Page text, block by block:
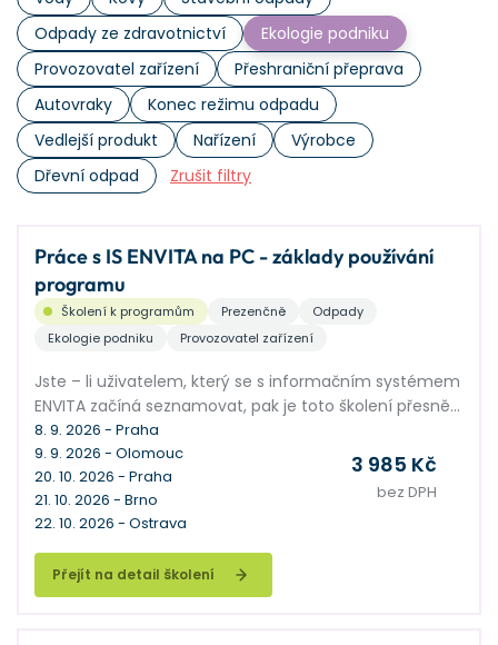
Odpady ze zdravotnictví
Ekologie podniku
Provozovatel zařízení
Přeshraniční přeprava
Autovraky
Konec režimu odpadu
Vedlejší produkt
Nařízení
Výrobce
Dřevní odpad
Zrušit filtry
Práce s IS ENVITA na PC - základy používání
programu
Školení k programům Prezenčně
Odpady
Ekologie podniku
Provozovatel zařízení
Jste – li uživatelem, který se s informačním systémem
ENVITA začíná seznamovat, pak je toto školení přesně
pro vás.
Přejít na detail školení
8. 9. 2026 - Praha
9. 9. 2026 - Olomouc
20. 10. 2026 - Praha
21. 10. 2026 - Brno
22. 10. 2026 - Ostrava
3 985 Kč
bez DPH